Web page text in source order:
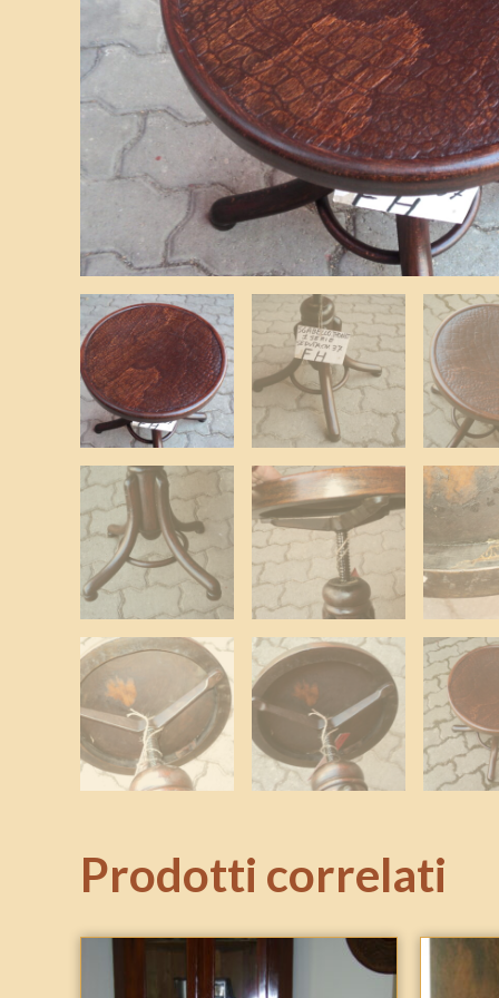
Prodotti correlati